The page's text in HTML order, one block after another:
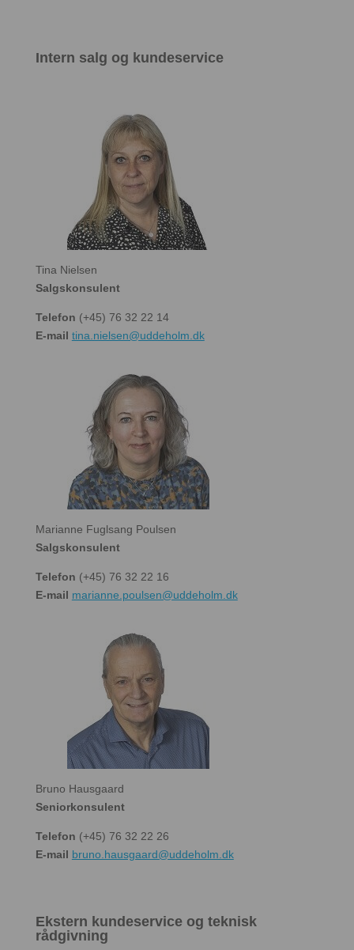
Intern salg og kundeservice
Tina Nielsen
Salgskonsulent
Telefon (+45) 76 32 22 14
E-mail tina.nielsen@uddeholm.dk
Marianne Fuglsang Poulsen
Salgskonsulent
Telefon (+45) 76 32 22 16
E-mail marianne.poulsen@uddeholm.dk
Bruno Hausgaard
Seniorkonsulent
Telefon (+45) 76 32 22 26
E-mail bruno.hausgaard@uddeholm.dk
Ekstern kundeservice og teknisk
rådgivning